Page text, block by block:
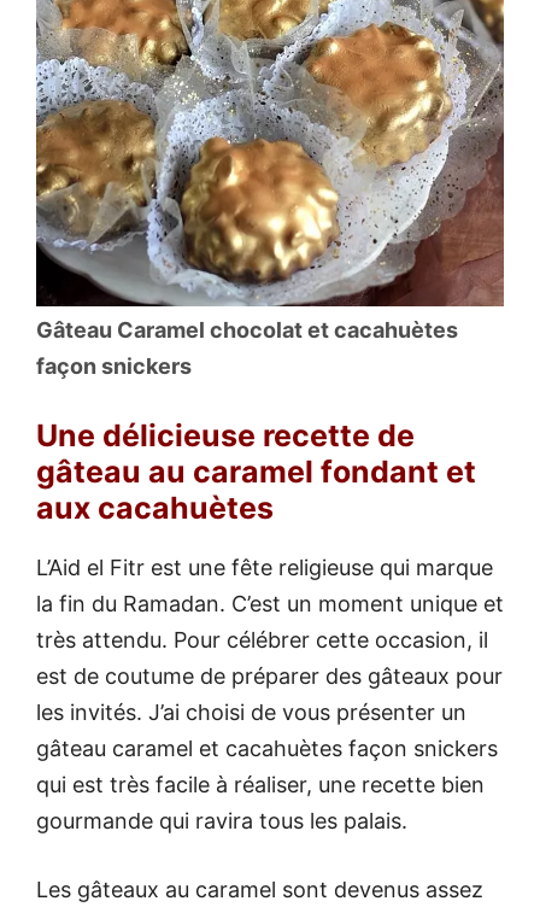
Gâteau Caramel chocolat et cacahuètes
façon snickers
Une délicieuse recette de
gâteau au caramel fondant et
aux cacahuètes
L’Aid el Fitr est une fête religieuse qui marque
la fin du Ramadan. C’est un moment unique et
très attendu. Pour célébrer cette occasion, il
est de coutume de préparer des gâteaux pour
les invités. J’ai choisi de vous présenter un
gâteau caramel et cacahuètes façon snickers
qui est très facile à réaliser, une recette bien
gourmande qui ravira tous les palais.
Les gâteaux au caramel sont devenus assez